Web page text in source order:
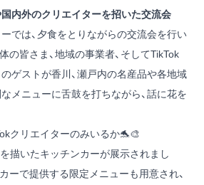
内外のクリエイターを招いた交流会
では、夕食をとりながらの交流会を行い
の皆さま、地域の事業者、そしてTikTok
ゲストが香川、瀬戸内の名産品や各地域
メニューに舌鼓を打ちながら、話に花を
クリエイターのみいるか🐬🎨
を描いたキッチンカーが展示されまし
ーで提供する限定メニューも用意され、